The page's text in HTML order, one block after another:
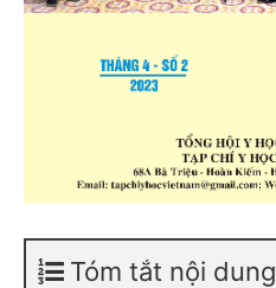
Tóm tắt nội dung